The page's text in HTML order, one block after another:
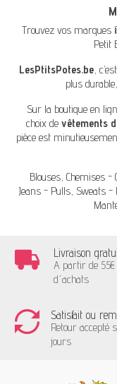
Trouvez vos marques
Petit
LesPtitsPotes.be,
plus
Sur la boutique en
choix de vêtements
pièce est
Blouses, Chemises -
Jeans - Pulls, Sweats -
Livraison
A partir de 55€
d'achats
Satisfait ou
Retour accepté
jours